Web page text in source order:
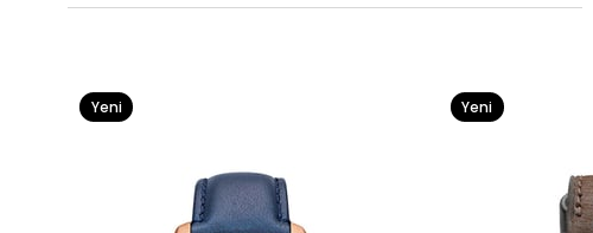
Yeni
Yeni